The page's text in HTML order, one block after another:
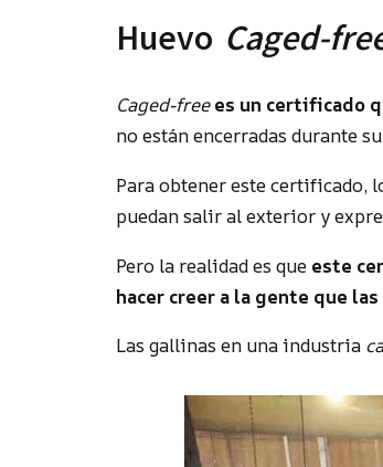
Huevo Caged-
Caged-freees un certificado
no están encerradas durante
Para obtener este certificado,
puedan salir al exterior y
Pero la realidad es que este
hacer creer a la gente que
Las gallinas en una industria